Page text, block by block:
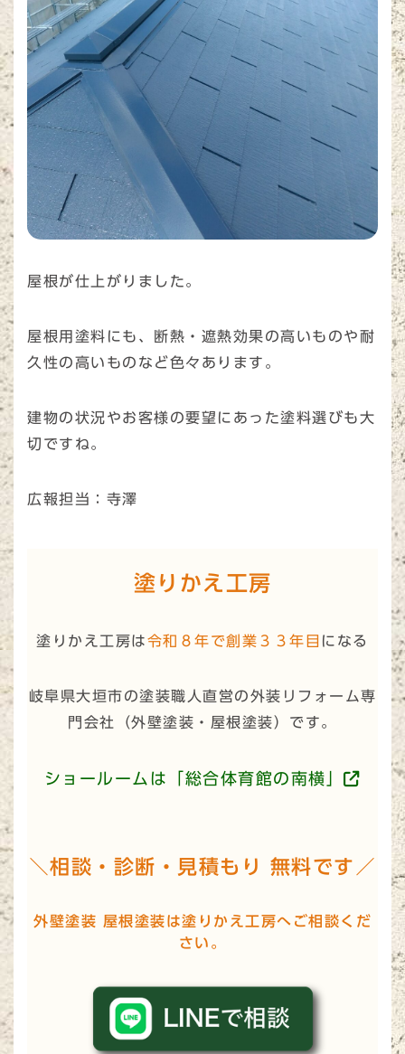
屋根が仕上がりました。
屋根用塗料にも、断熱・遮熱効果の高いものや耐
久性の高いものなど色々あります。
建物の状況やお客様の要望にあった塗料選びも大
切ですね。
広報担当：寺澤
塗りかえ工房
塗りかえ工房は令和８年で創業３３年目 になる
岐阜県大垣市の塗装職人直営の外装リフォーム専
門会社（外壁塗装・屋根塗装）です。
ショールームは「総合体育館の南横」
＼相談・診断・見積もり 無料です／
外壁塗装 屋根塗装は塗りかえ工房へご相談くだ
さい。